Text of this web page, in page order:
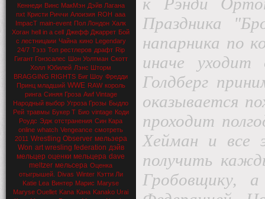
Кеннеди Винс МакМэн Дэйв Лагана
nxt Кристи Риччи Алоизия ROH aaa
ImpacT main-event Пол Лондон Халк
Хоган hell in a cell Джефф Джаррет Бой
с лестницаии Чайна кино Legendary
24/7 Тэзз Топ рестлеров драфт Rip
Гигант Гонзсалес Шон Уолтман Скотт
Холл Юбилей Лэнс Шторм
BRAGGING RIGHTS Биг Шоу Фредди
Принц младший WWE RAW король
ринга Синяя Гроза Awf Vintage
Народный выбор Угроза Грозы Быдло
Рей травмы Букер Т Био vintage Коди
Роудс Эдж отстранения Син Кара
online whatch Vengeance смотреть
2011 Wrestling Observer мельзера
Won art wresling federation дэйв
мельцер оценки мельцера dave
meltzer мельсера Оценка
отыгрышей.
Divas Winter Кэтти Ли
Katie Lea Винтер Марис Maryse
Maryse Ouellet Kana Кана Kanako Urai
Праздника
напарника по
иначе уходит
Голдберг
оказывается
проходит
Хейман и все
получить
Гробовщику,